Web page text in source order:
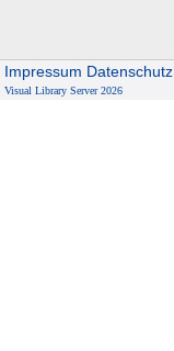
Impressum Datenschutz
Visual Library Server 2026